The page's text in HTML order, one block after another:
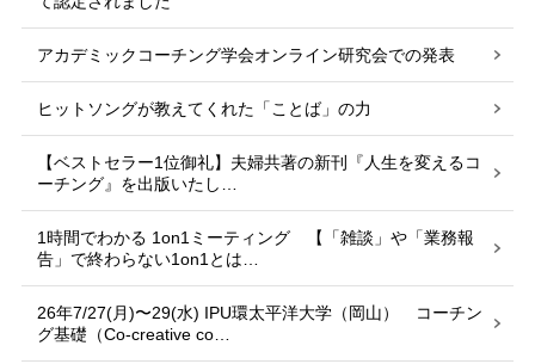
アカデミックコーチング学会オンライン研究会での発表
ヒットソングが教えてくれた「ことば」の力
【ベストセラー1位御礼】夫婦共著の新刊『人生を変えるコ
ーチング』を出版いたし…
1時間でわかる 1on1ミーティング 【「雑談」や「業務報
告」で終わらない1on1とは…
26年7/27(月)〜29(水) IPU環太平洋大学（岡山） コーチン
グ基礎（Co-creative co…